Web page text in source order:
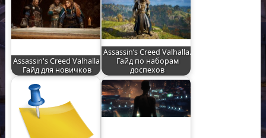
Assassin's Creed Valhalla.
Гайд для новичков
Assassin’s Creed Valhalla.
Гайд по наборам
доспехов